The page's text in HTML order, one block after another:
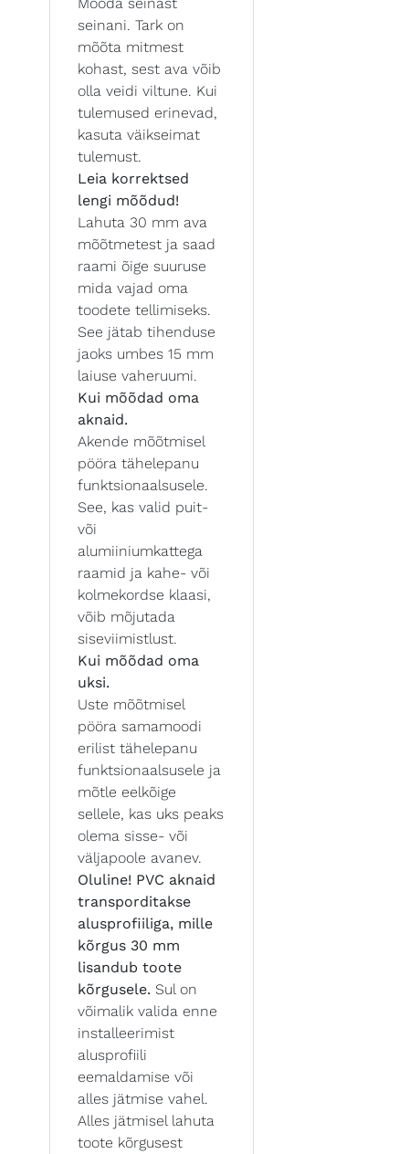
seinani. Tark on
mõõta mitmest
kohast, sest ava võib
olla veidi viltune. Kui
tulemused erinevad,
kasuta väikseimat
tulemust.
Leia korrektsed
lengi mõõdud!
Lahuta 30 mm ava
mõõtmetest ja saad
raami õige suuruse
mida vajad oma
toodete tellimiseks.
See jätab tihenduse
jaoks umbes 15 mm
laiuse vaheruumi.
Kui mõõdad oma
aknaid.
Akende mõõtmisel
pööra tähelepanu
funktsionaalsusele.
See, kas valid puit-
või
alumiiniumkattega
raamid ja kahe- või
kolmekordse klaasi,
võib mõjutada
siseviimistlust.
Kui mõõdad oma
uksi.
Uste mõõtmisel
pööra samamoodi
erilist tähelepanu
funktsionaalsusele ja
mõtle eelkõige
sellele, kas uks peaks
olema sisse- või
väljapoole avanev.
Oluline! PVC aknaid
transporditakse
alusprofiiliga, mille
kõrgus 30 mm
lisandub toote
kõrgusele. Sul on
võimalik valida enne
installeerimist
alusprofiili
eemaldamise või
alles jätmise vahel.
Alles jätmisel lahuta
toote kõrgusest